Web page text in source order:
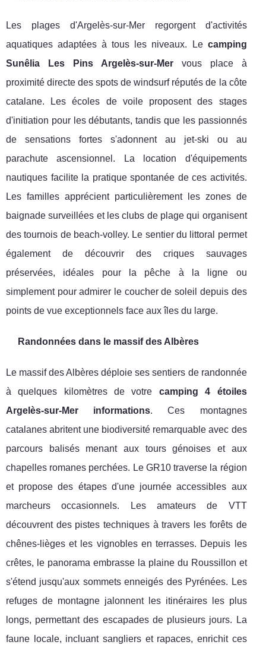
Les plages d'Argelès-sur-Mer regorgent d'activités
aquatiques adaptées à tous les niveaux. Le camping
Sunêlia Les Pins Argelès-sur-Mervous place à
proximité directe des spots de windsurf réputés de la côte
catalane. Les écoles de voile proposent des stages
d'initiation pour les débutants, tandis que les passionnés
de sensations fortes s'adonnent au jet-ski ou au
parachute ascensionnel. La location d'équipements
nautiques facilite la pratique spontanée de ces activités.
Les familles apprécient particulièrement les zones de
baignade surveillées et les clubs de plage qui organisent
des tournois de beach-volley. Le sentier du littoral permet
également de découvrir des criques sauvages
préservées, idéales pour la pêche à la ligne ou
simplement pour admirer le coucher de soleil depuis des
points de vue exceptionnels face aux îles du large.
Randonnées dans le massif des Albères
Le massif des Albères déploie ses sentiers de randonnée
à quelques kilomètres de votre camping 4 étoiles
Argelès-sur-Mer informations. Ces montagnes
catalanes abritent une biodiversité remarquable avec des
parcours balisés menant aux tours génoises et aux
chapelles romanes perchées. Le GR10 traverse la région
et propose des étapes d'une journée accessibles aux
marcheurs occasionnels. Les amateurs de VTT
découvrent des pistes techniques à travers les forêts de
chênes-lièges et les vignobles en terrasses. Depuis les
crêtes, le panorama embrasse la plaine du Roussillon et
s'étend jusqu'aux sommets enneigés des Pyrénées. Les
refuges de montagne jalonnent les itinéraires les plus
longs, permettant des escapades de plusieurs jours. La
faune locale, incluant sangliers et rapaces, enrichit ces